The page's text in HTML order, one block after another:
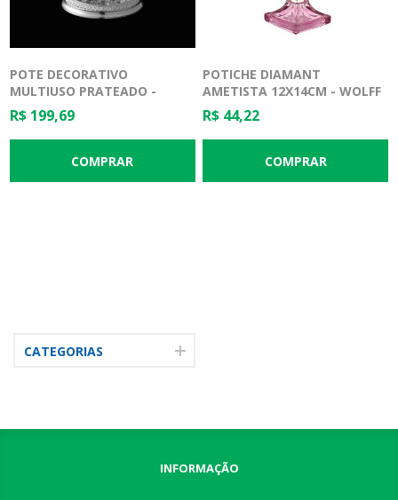
POTE DECORATIVO
MULTIUSO PRATEADO -
CRISTAL E ZAMAC - 12,5 X
18,5CM
R$ 199,69
POTICHE DIAMANT
AMETISTA 12X14CM - WOLFF
R$ 44,22
CATEGORIAS
INFORMAÇÃO